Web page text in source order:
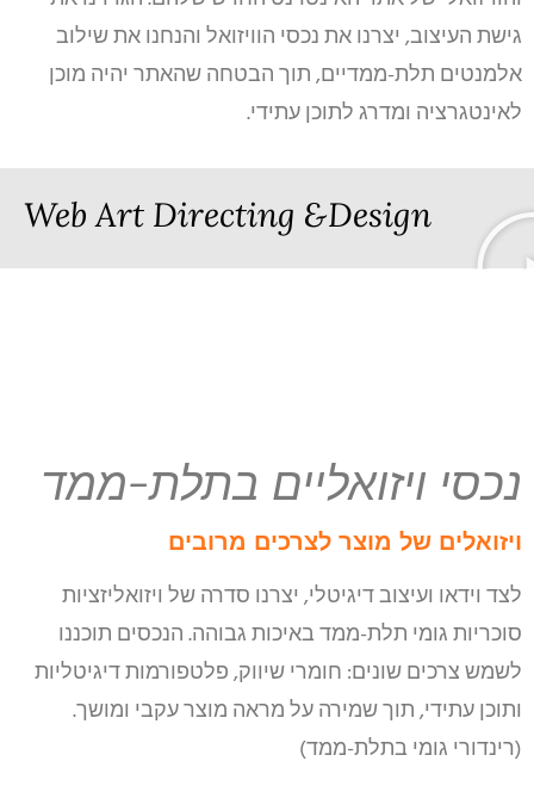
גישת העיצוב, יצרנו את נכסי הוויזואל והנחנו את שילוב
אלמנטים תלת-ממדיים, תוך הבטחה שהאתר יהיה מוכן
לאינטגרציה ומדרג לתוכן עתידי.
Web Art Directing &Design
נכסי ויזואליים בתלת-ממד
ויזואלים של מוצר לצרכים מרובים
לצד וידאו ועיצוב דיגיטלי, יצרנו סדרה של ויזואליזציות
סוכריות גומי תלת-ממד באיכות גבוהה. הנכסים תוכננו
לשמש צרכים שונים: חומרי שיווק, פלטפורמות דיגיטליות
ותוכן עתידי, תוך שמירה על מראה מוצר עקבי ומושך.
(רינדורי גומי בתלת-ממד)